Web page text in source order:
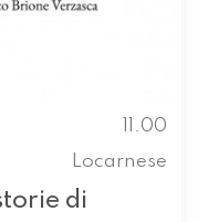
11.00
Locarnese
di